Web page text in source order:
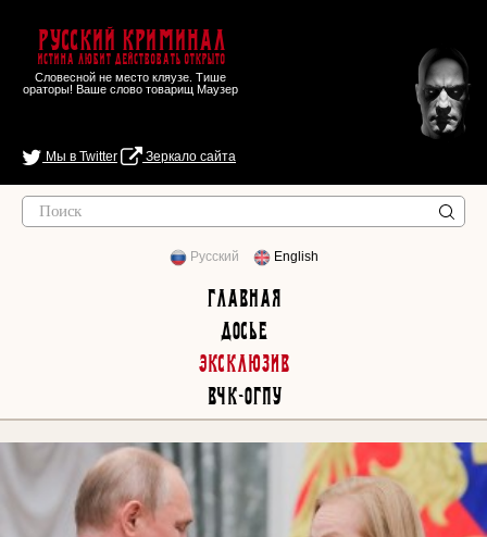
Русский Криминал
Истина любит действовать открыто
Словесной не место кляузе. Тише
ораторы! Ваше слово товарищ Маузер
Мы в Twitter Зеркало сайта
Русский English
Главная
Досье
Эксклюзив
ВЧК-ОГПУ